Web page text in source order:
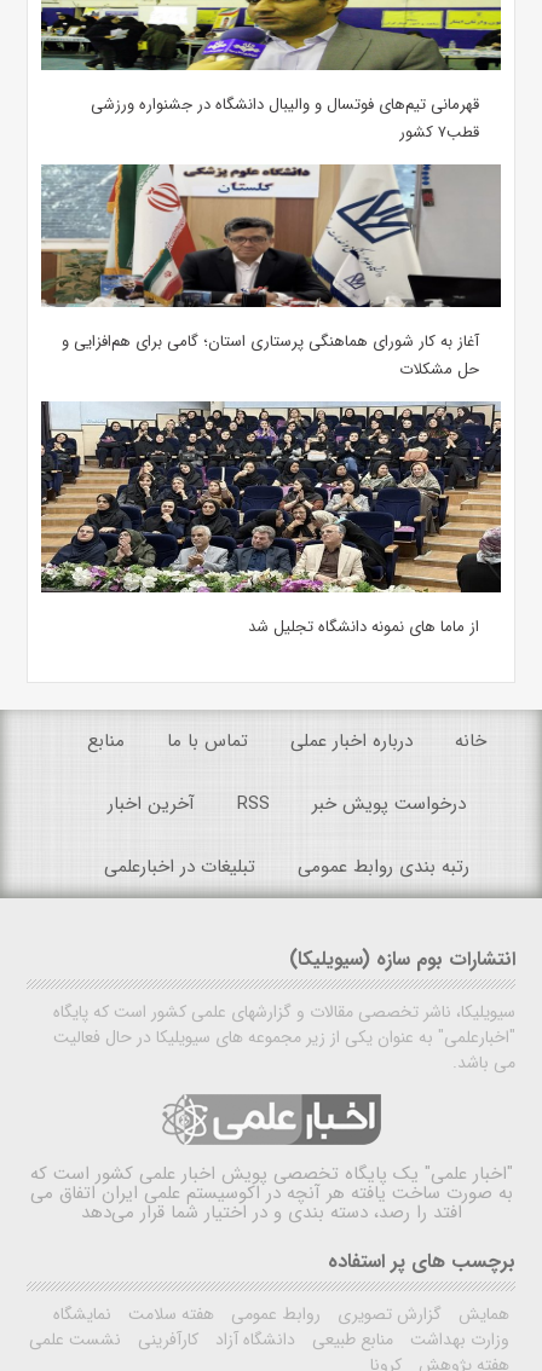
قهرمانی تیم‌های فوتسال و والیبال دانشگاه در جشنواره ورزشی
قطب۷ کشور
آغاز به کار شورای هماهنگی پرستاری استان؛ گامی برای هم‌افزایی و
حل مشکلات
از ماما های نمونه دانشگاه تجلیل شد
خانه درباره اخبار عملی تماس با ما منابع
درخواست پویش خبر RSS آخرین اخبار
رتبه بندی روابط عمومی تبلیغات در اخبارعلمی
انتشارات بوم سازه (سیویلیکا)
سیویلیکا، ناشر تخصصی مقالات و گزارشهای علمی کشور است که پایگاه
"اخبارعلمی" به عنوان یکی از زیر مجموعه های سیویلیکا در حال فعالیت
می باشد.
"اخبار علمی" یک پایگاه تخصصی پویش اخبار علمی کشور است که
به صورت ساخت یافته هر آنچه در اکوسیستم علمی ایران اتفاق می
افتد را رصد، دسته بندی و در اختیار شما قرار می‌دهد
برچسب های پر استفاده
همایش گزارش تصویری روابط عمومی هفته سلامت
نمایشگاه
وزارت بهداشت
منابع طبیعی دانشگاه آزاد کارآفرینی
نشست علمی
هفته پژوهش
کرونا